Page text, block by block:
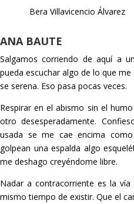
Bera Villavicencio Álvarez
ANA BAUTE
Salgamos corriendo de aquí a
pueda escuchar algo de lo que
se serena. Eso pasa pocas veces.
Respirar en el abismo sin el
otro desesperadamente.
usada se me cae encima
golpean una espalda algo
me deshago creyéndome libre.
Nadar a contracorriente es la
mismo tiempo de existir. Que el